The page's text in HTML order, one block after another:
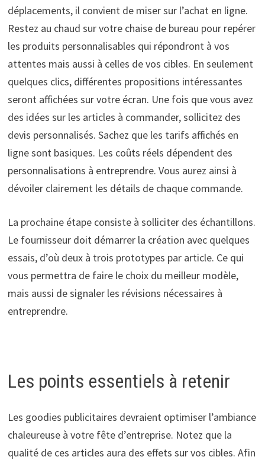
déplacements, il convient de miser sur l’achat en ligne.
Restez au chaud sur votre chaise de bureau pour repérer
les produits personnalisables qui répondront à vos
attentes mais aussi à celles de vos cibles. En seulement
quelques clics, différentes propositions intéressantes
seront affichées sur votre écran. Une fois que vous avez
des idées sur les articles à commander, sollicitez des
devis personnalisés. Sachez que les tarifs affichés en
ligne sont basiques. Les coûts réels dépendent des
personnalisations à entreprendre. Vous aurez ainsi à
dévoiler clairement les détails de chaque commande.
La prochaine étape consiste à solliciter des échantillons.
Le fournisseur doit démarrer la création avec quelques
essais, d’où deux à trois prototypes par article. Ce qui
vous permettra de faire le choix du meilleur modèle,
mais aussi de signaler les révisions nécessaires à
entreprendre.
Les points essentiels à retenir
Les goodies publicitaires devraient optimiser l’ambiance
chaleureuse à votre fête d’entreprise. Notez que la
qualité de ces articles aura des effets sur vos cibles. Afin